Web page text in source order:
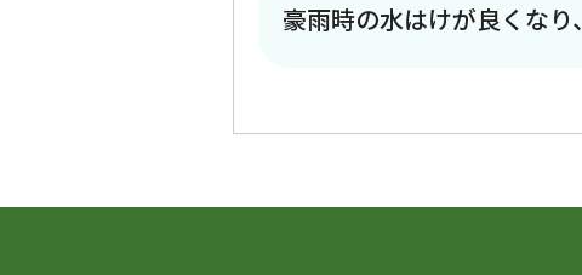
豪雨時の水はけが良くな